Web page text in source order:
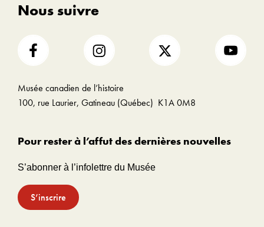
Nous suivre
Musée canadien de l’histoire
100, rue Laurier, Gatineau (Québec) K1A 0M8
Pour rester à l’affut des dernières nouvelles
S’abonner à l’infolettre du Musée
S’inscrire